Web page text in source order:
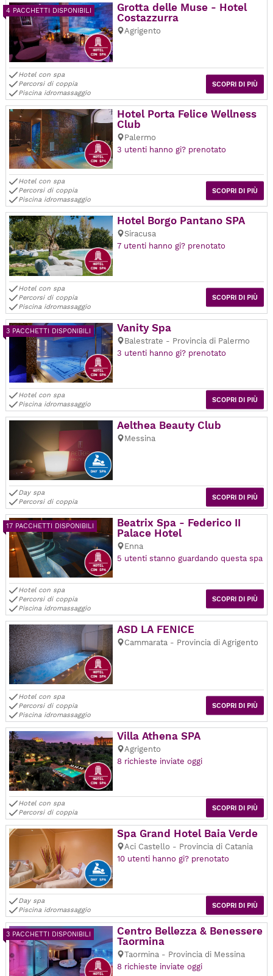
4 PACCHETTI DISPONIBILI
Grotta delle Muse - Hotel
Costazzurra
Agrigento
SCOPRI DI PIÙ
Hotel con spa
Percorsi di coppia
Piscina idromassaggio
Hotel Porta Felice Wellness
Club
Palermo
3 utenti hanno gi? prenotato
SCOPRI DI PIÙ
Hotel con spa
Percorsi di coppia
Piscina idromassaggio
Hotel Borgo Pantano SPA
Siracusa
7 utenti hanno gi? prenotato
SCOPRI DI PIÙ
Hotel con spa
Percorsi di coppia
Piscina idromassaggio
3 PACCHETTI DISPONIBILI Vanity Spa
Balestrate - Provincia di Palermo
3 utenti hanno gi? prenotato
SCOPRI DI PIÙ
Hotel con spa
Piscina idromassaggio
Aelthea Beauty Club
Messina
SCOPRI DI PIÙ
Day spa
Percorsi di coppia
17 PACCHETTI DISPONIBILI
Beatrix Spa - Federico II
Palace Hotel
Enna
5 utenti stanno guardando questa spa
SCOPRI DI PIÙ
Hotel con spa
Percorsi di coppia
Piscina idromassaggio
ASD LA FENICE
Cammarata - Provincia di Agrigento
SCOPRI DI PIÙ
Hotel con spa
Percorsi di coppia
Piscina idromassaggio
Villa Athena SPA
Agrigento
8 richieste inviate oggi
SCOPRI DI PIÙ
Hotel con spa
Percorsi di coppia
Spa Grand Hotel Baia Verde
Aci Castello - Provincia di Catania
10 utenti hanno gi? prenotato
SCOPRI DI PIÙ
Day spa
Piscina idromassaggio
3 PACCHETTI DISPONIBILI
Centro Bellezza & Benessere
Taormina
Taormina - Provincia di Messina
8 richieste inviate oggi